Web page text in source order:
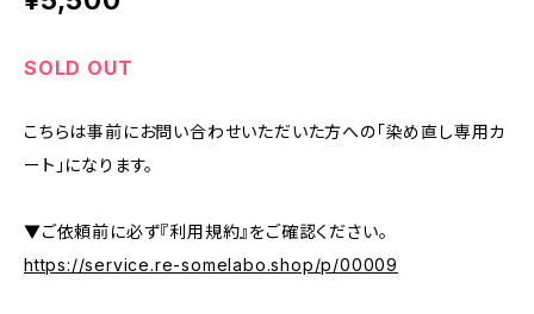
SOLD OUT
こちらは事前にお問い合わせいただいた方への「染め直し専用カ
ート」になります。
▼ご依頼前に必ず『利用規約』をご確認ください。
https://service.re-somelabo.shop/p/00009